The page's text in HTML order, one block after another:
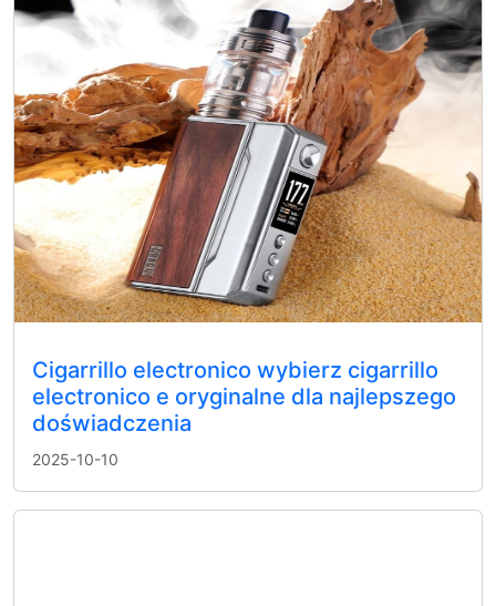
Cigarrillo electronico wybierz cigarrillo
electronico e oryginalne dla najlepszego
doświadczenia
2025-10-10